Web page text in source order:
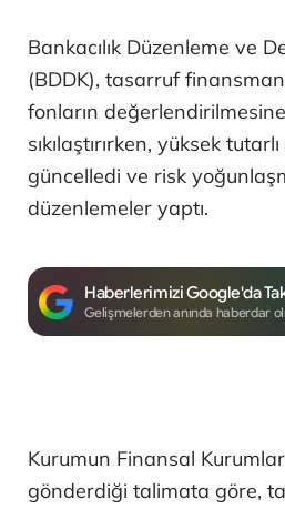
Bankacılık Düzenleme ve
(BDDK), tasarruf
fonların
sıkılaştırırken, yüksek
güncelledi ve risk
düzenlemeler yaptı.
Haberlerimizi Google'da
Gelişmelerden anında haberdar
Kurumun Finansal
gönderdiği talimata göre,